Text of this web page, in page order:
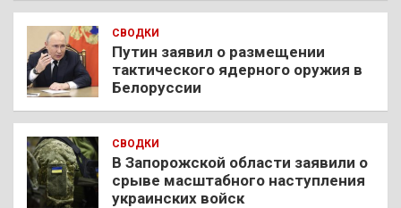
СВОДКИ
Путин заявил о размещении
тактического ядерного оружия в
Белоруссии
СВОДКИ
В Запорожской области заявили о
срыве масштабного наступления
украинских войск